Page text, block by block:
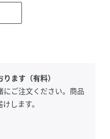
パンツでもすっきり
き心地です。
お仕事やお食事にも
ます（有料）
にご注文ください。商品
します。